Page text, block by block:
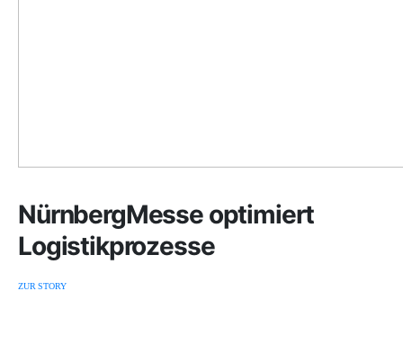
NürnbergMesse optimiert
Logistikprozesse
ZUR STORY